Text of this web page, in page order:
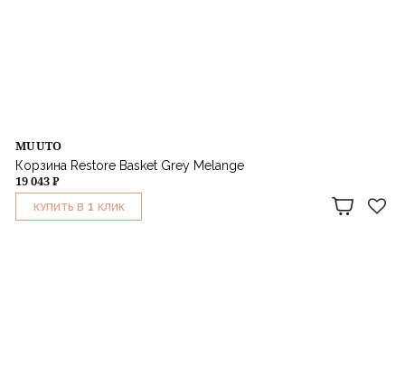
MUUTO
Корзина Restore Basket Grey Melange
19 043 ₽
КУПИТЬ В 1 КЛИК